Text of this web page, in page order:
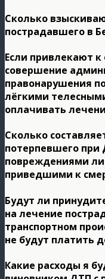
Сколько
пострадавшего в
Если привлекают к
совершение
правонарушения по
лёгкими
оплачивать
Сколько
потерпевшего
повреждениями
приведшими к
Будут ли
на лечение
транспортном
не будут платить
Какие расходы я